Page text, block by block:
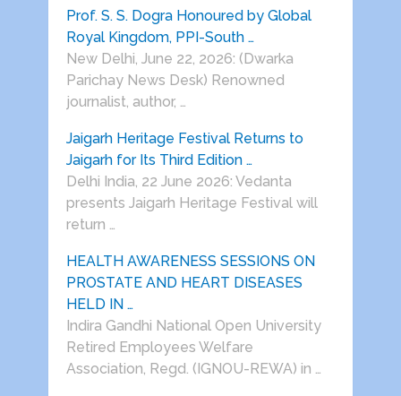
Prof. S. S. Dogra Honoured by Global
Royal Kingdom, PPI-South …
New Delhi, June 22, 2026: (Dwarka
Parichay News Desk) Renowned
journalist, author, …
Jaigarh Heritage Festival Returns to
Jaigarh for Its Third Edition …
Delhi India, 22 June 2026: Vedanta
presents Jaigarh Heritage Festival will
return …
HEALTH AWARENESS SESSIONS ON
PROSTATE AND HEART DISEASES
HELD IN …
Indira Gandhi National Open University
Retired Employees Welfare
Association, Regd. (IGNOU-REWA) in …